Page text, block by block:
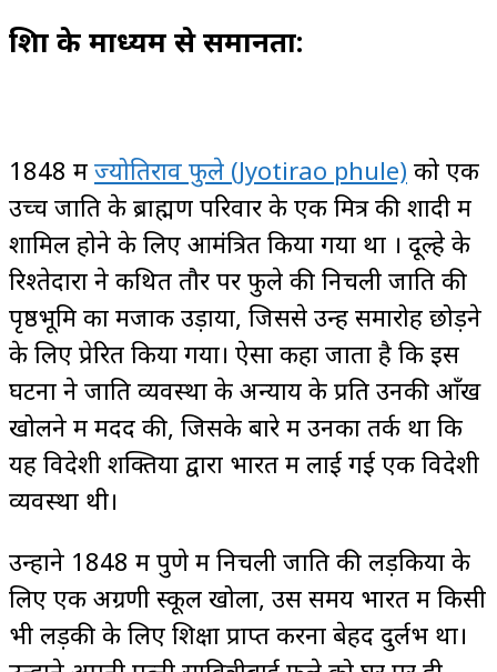
शिक्षा के माध्यम से समानता:
1848 में ज्योतिराव फुले (Jyotirao phule) को एक
उच्च जाति के ब्राह्मण परिवार के एक मित्र की शादी में
शामिल होने के लिए आमंत्रित किया गया था । दूल्हे के
रिश्तेदारों ने कथित तौर पर फुले की निचली जाति की
पृष्ठभूमि का मजाक उड़ाया, जिससे उन्हें समारोह छोड़ने
के लिए प्रेरित किया गया। ऐसा कहा जाता है कि इस
घटना ने जाति व्यवस्था के अन्याय के प्रति उनकी आँखें
खोलने में मदद की, जिसके बारे में उनका तर्क था कि
यह विदेशी शक्तियों द्वारा भारत में लाई गई एक विदेशी
व्यवस्था थी।
उन्होंने 1848 में पुणे में निचली जाति की लड़कियों के
लिए एक अग्रणी स्कूल खोला, उस समय भारत में किसी
भी लड़की के लिए शिक्षा प्राप्त करना बेहद दुर्लभ था।